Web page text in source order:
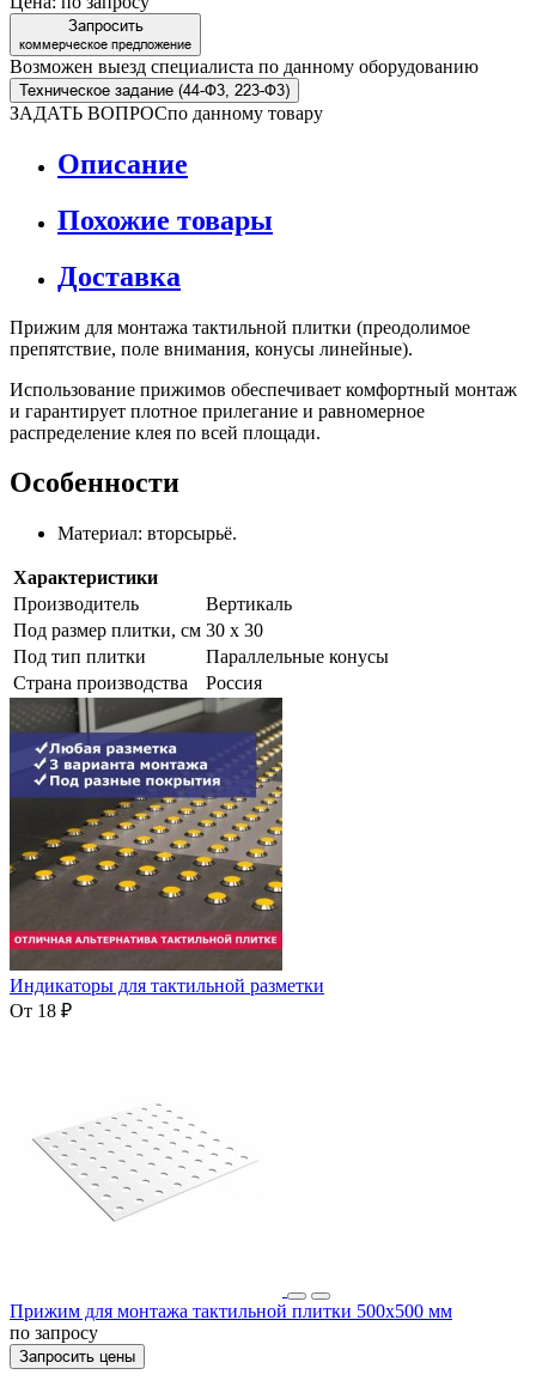
Запросить
коммерческое предложение
Возможен выезд специалиста по данному оборудованию
Техническое задание (44-Ф3, 223-Ф3)
ЗАДАТЬ ВОПРОСпо данному товару
Описание
Похожие товары
Доставка
Прижим для монтажа тактильной плитки (преодолимое
препятствие, поле внимания, конусы линейные).
Использование прижимов обеспечивает комфортный монтаж
и гарантирует плотное прилегание и равномерное
распределение клея по всей площади.
Особенности
Материал: вторсырьё.
Характеристики
Производитель
Вертикаль
Под размер плитки, см 30 x 30
Под тип плитки
Параллельные конусы
Страна производства
Россия
Индикаторы для тактильной разметки
От 18 ₽
Прижим для монтажа тактильной плитки 500х500 мм
по запросу
Запросить цены